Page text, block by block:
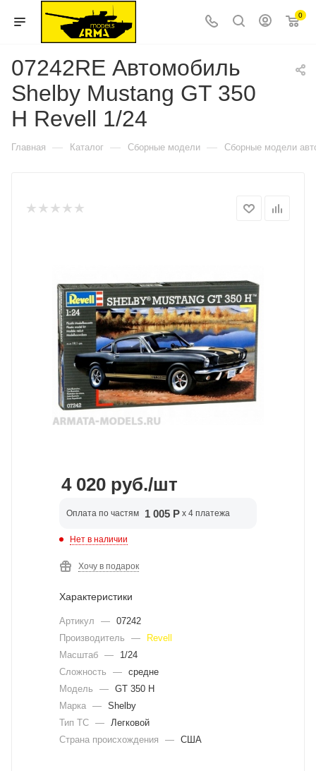
0
07242RE Автомобиль
Shelby Mustang GT 350
H Revell 1/24
Главная — Каталог — Сборные модели — Сборные модели
4 020 руб./шт
Оплата по частям 1 005 Р x 4 платежа
Нет в наличии
Хочу в подарок
Характеристики
Артикул — 07242
Производитель
—
Revell
Масштаб —
1/24
Сложность
— средне
Модель
— GT 350 H
Марка — Shelby
Тип ТС —
Легковой
Страна происхождения
— США